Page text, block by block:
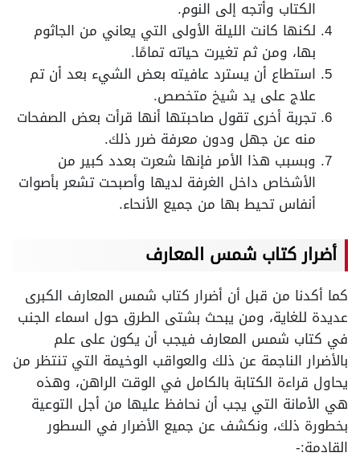
الكتاب وأتجه إلى النوم.
لكنها كانت الليلة الأولى التي يعاني من الجاثوم
بها، ومن ثم تغيرت حياته تمامًا.
استطاع أن يسترد عافيته بعض الشيء بعد أن تم
علاج على يد شيخ متخصص.
تجربة أخرى تقول صاحبتها أنها قرأت بعض الصفحات
منه عن جهل ودون معرفة ضرر ذلك.
وبسبب هذا الأمر فإنها شعرت بعدد كبير من
الأشخاص داخل الغرفة لديها وأصبحت تشعر بأصوات
أنفاس تحيط بها من جميع الأنحاء.
أضرار كتاب شمس المعارف
كما أكدنا من قبل أن أضرار كتاب شمس المعارف الكبرى
عديدة للغاية، ومن يبحث بشتى الطرق حول اسماء الجنب
في كتاب شمس المعارف فيجب أن يكون على علم
بالأضرار الناجمة عن ذلك والعواقب الوخيمة التي تنتظر من
يحاول قراءة الكتابة بالكامل في الوقت الراهن، وهذه
هي الأمانة التي يجب أن نحافظ عليها من أجل التوعية
بخطورة ذلك، ونكشف عن جميع الأضرار في السطور
القادمة:-